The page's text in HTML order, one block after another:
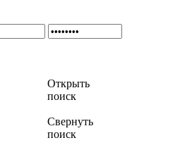
Открыть
поиск
Свернуть
поиск